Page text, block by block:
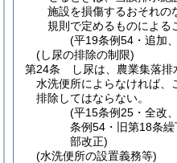
施設を損傷するおそれの
規則で定めるものによる
(平19条例54・追加
(し尿の排除の制限)
第24条
し尿は、農業集落排
水洗便所によらなければ、
排除してはならない。
(平15条例25・全改
条例54・旧第18条
部改正)
(水洗便所の設置義務等)